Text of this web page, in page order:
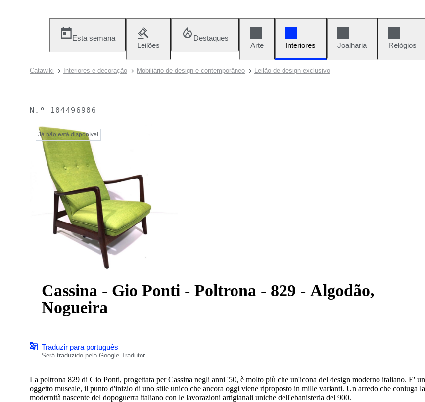
Esta semana
Leilões
Destaques
Arte
Interiores Joalharia Relógios
Catawiki Interiores e decoração Mobiliário de design e contemporâneo Leilão de design exclusivo
N.º 104496906
Já não está disponível
Cassina - Gio Ponti - Poltrona - 829 - Algodão,
Nogueira
Traduzir para português
Será traduzido pelo Google Tradutor
La poltrona 829 di Gio Ponti, progettata per Cassina negli anni '50, è molto più che un'icona del design moderno italiano. E' un
oggetto museale, il punto d'inizio di uno stile unico che ancora oggi viene riproposto in mille varianti. Un arredo che coniuga la
modernità nascente del dopoguerra italiano con le lavorazioni artigianali uniche dell'ebanisteria del 900.